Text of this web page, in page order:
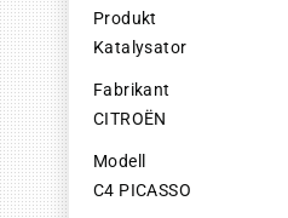
Produkt
Katalysator
Fabrikant
CITROËN
Modell
C4 PICASSO